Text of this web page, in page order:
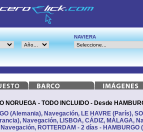
NAVIERA
NORUEGA - TODO INCLUIDO - Desde
(Alemania), Navegación, LE HAVRE (París),
Navegación, LISBOA, CÁDIZ, MÁLAGA,
ROTTERDAM - 2 días - HAMBURGO